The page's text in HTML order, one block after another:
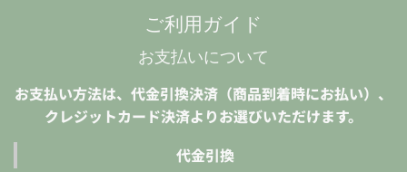
ご利用ガイド
お支払いについて
お支払い方法は、代金引換決済（商品到着時にお払い）、
クレジットカード決済よりお選びいただけます。
代金引換